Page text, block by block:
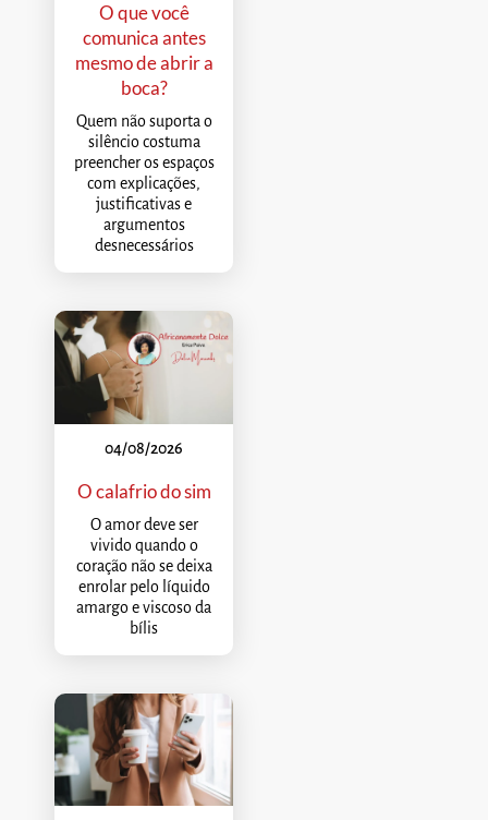
O que você
comunica antes
mesmo de abrir a
boca?
Quem não suporta o
silêncio costuma
preencher os espaços
com explicações,
justificativas e
argumentos
desnecessários
04/08/2026
O calafrio do sim
O amor deve ser
vivido quando o
coração não se deixa
enrolar pelo líquido
amargo e viscoso da
bílis